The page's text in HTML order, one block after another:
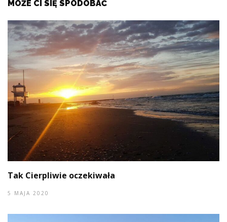
MOŻE CI SIĘ SPODOBAĆ
Tak Cierpliwie oczekiwała
5 MAJA 2020